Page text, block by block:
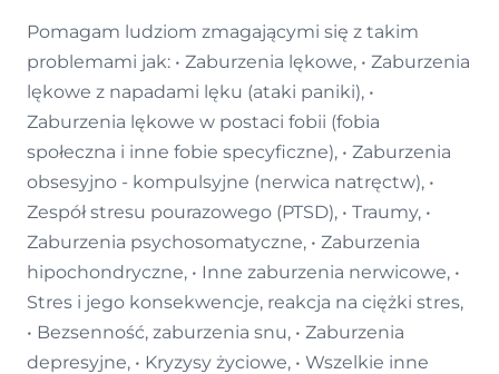
Pomagam ludziom zmagającymi się z takim
problemami jak: • Zaburzenia lękowe, • Zaburzenia
lękowe z napadami lęku (ataki paniki), •
Zaburzenia lękowe w postaci fobii (fobia
społeczna i inne fobie specyficzne), • Zaburzenia
obsesyjno - kompulsyjne (nerwica natręctw), •
Zespół stresu pourazowego (PTSD), • Traumy, •
Zaburzenia psychosomatyczne, • Zaburzenia
hipochondryczne, • Inne zaburzenia nerwicowe, •
Stres i jego konsekwencje, reakcja na ciężki stres,
• Bezsenność, zaburzenia snu, • Zaburzenia
depresyjne, • Kryzysy życiowe, • Wszelkie inne